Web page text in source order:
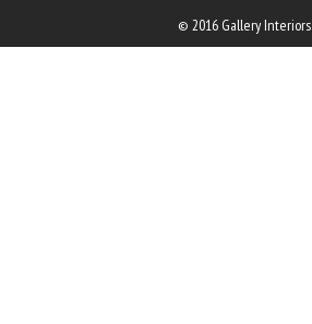
© 2016 Gallery Interiors